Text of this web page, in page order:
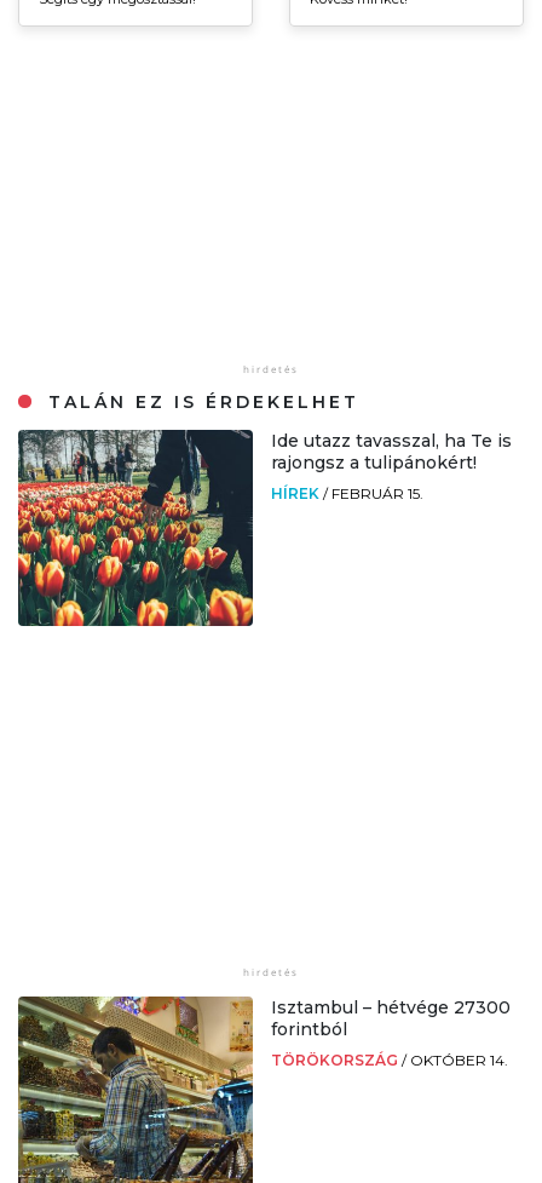
TALÁN EZ IS ÉRDEKELHET
Ide utazz tavasszal, ha Te is
rajongsz a tulipánokért!
HÍREK / FEBRUÁR 15.
Isztambul – hétvége 27300
forintból
TÖRÖKORSZÁG / OKTÓBER 14.